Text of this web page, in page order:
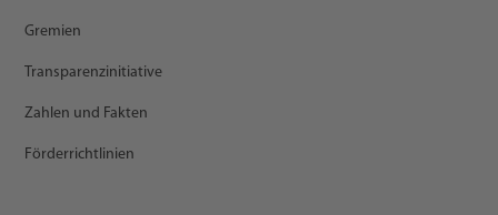
Gremien
Transparenzinitiative
Zahlen und Fakten
Förderrichtlinien